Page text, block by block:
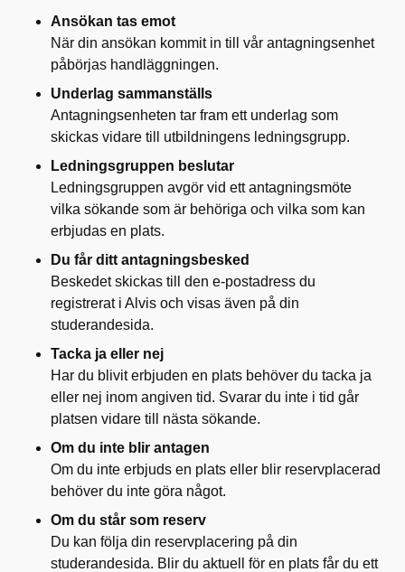
Ansökan tas emot
När din ansökan kommit in till vår antagningsenhet
påbörjas handläggningen.
Underlag sammanställs
Antagningsenheten tar fram ett underlag som
skickas vidare till utbildningens ledningsgrupp.
Ledningsgruppen beslutar
Ledningsgruppen avgör vid ett antagningsmöte
vilka sökande som är behöriga och vilka som kan
erbjudas en plats.
Du får ditt antagningsbesked
Beskedet skickas till den e‑postadress du
registrerat i Alvis och visas även på din
studerandesida.
Tacka ja eller nej
Har du blivit erbjuden en plats behöver du tacka ja
eller nej inom angiven tid. Svarar du inte i tid går
platsen vidare till nästa sökande.
Om du inte blir antagen
Om du inte erbjuds en plats eller blir reservplacerad
behöver du inte göra något.
Om du står som reserv
Du kan följa din reservplacering på din
studerandesida. Blir du aktuell för en plats får du ett